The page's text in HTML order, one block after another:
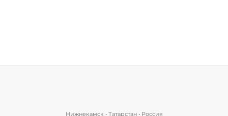
Нижнекамск • Татарстан • Россия